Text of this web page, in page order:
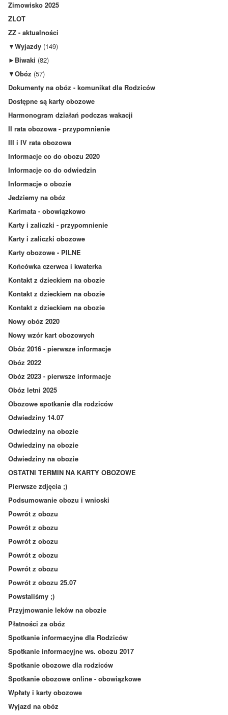
Zimowisko 2025
ZLOT
ZZ - aktualności
▼Wyjazdy (149)
► Biwaki (82)
▼Obóz (57)
Dokumenty na obóz - komunikat dla Rodziców
Dostępne są karty obozowe
Harmonogram działań podczas wakacji
II rata obozowa - przypomnienie
III i IV rata obozowa
Informacje co do obozu 2020
Informacje co do odwiedzin
Informacje o obozie
Jedziemy na obóz
Karimata - obowiązkowo
Karty i zaliczki - przypomnienie
Karty i zaliczki obozowe
Karty obozowe - PILNE
Końcówka czerwca i kwaterka
Kontakt z dzieckiem na obozie
Kontakt z dzieckiem na obozie
Kontakt z dzieckiem na obozie
Nowy obóz 2020
Nowy wzór kart obozowych
Obóz 2016 - pierwsze informacje
Obóz 2022
Obóz 2023 - pierwsze informacje
Obóz letni 2025
Obozowe spotkanie dla rodziców
Odwiedziny 14.07
Odwiedziny na obozie
Odwiedziny na obozie
Odwiedziny na obozie
OSTATNI TERMIN NA KARTY OBOZOWE
Pierwsze zdjęcia ;)
Podsumowanie obozu i wnioski
Powrót z obozu
Powrót z obozu
Powrót z obozu
Powrót z obozu
Powrót z obozu
Powrót z obozu 25.07
Powstaliśmy ;)
Przyjmowanie leków na obozie
Płatności za obóz
Spotkanie informacyjne dla Rodziców
Spotkanie informacyjne ws. obozu 2017
Spotkanie obozowe dla rodziców
Spotkanie obozowe online - obowiązkowe
Wpłaty i karty obozowe
Wyjazd na obóz